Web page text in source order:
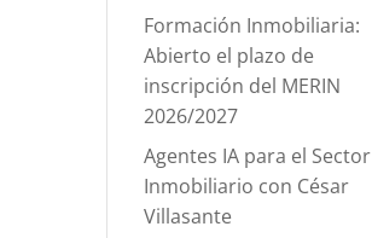
Formación Inmobiliaria:
Abierto el plazo de
inscripción del MERIN
2026/2027
Agentes IA para el Sector
Inmobiliario con César
Villasante